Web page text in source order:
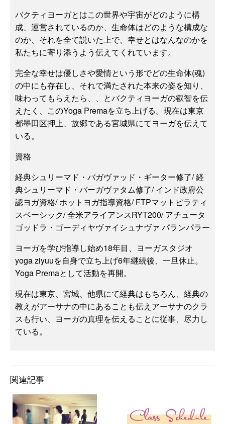
バクティヨーガとはこの世界や宇宙がどのように構
成、運営されているのか、生命体はどのような構成な
のか、それを全て説いた上で、幸せとはなんなのかを
私たちに寄り添うよう伝えてくれています。
完全な幸せは優しさや愛情という形でどの生命体(魂)
の中にも存在し、それで満たされた本来の姿を知り、
味わってもらえたら、、とバクティヨーガの叡智を伝
えたく、このYoga Premaを立ち上げる。現在は東京
都墨田区押上、故郷である宮城県にてヨーガを伝えて
いる。
資格
経典シュリーマド・バガヴァッド・ギーター修了/ 経
典シュリーマド・バーガヴァタム修了/ インド政府公
認ヨガ資格/ ホットヨガ指導資格/ FTPマットピラティ
スベーシック/ 全米アライアンスRYT200/ アチュータ
ゴッドラ・ゴーディヤヴァイシュナヴァ パランパラー
ヨーガを学び指導し始め18年目、ヨーガスタジオ
yoga ziyuuを自身で立ち上げ6年継続後、一旦休止。
Yoga Premaとして活動を再開。
現在は東京、宮城、他県にて経典はもちろん、経典の
教えがアーサナの中にあることも伝えアーサナのクラ
スも行い、ヨーガの真理を伝えることに従事、尽力し
ている。
関連記事